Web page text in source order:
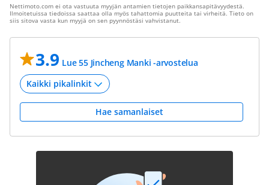
Nettimoto.com ei ota vastuuta myyjän antamien tietojen paikkansapitävyydestä.
Ilmoitetuissa tiedoissa saattaa olla myös tahattomia puutteita tai virheitä. Tieto on
siis sitova vasta kun myyjä on sen pyynnöstäsi vahvistanut.
3.9 Lue 55 Jincheng Manki -arvostelua
Hae samanlaiset